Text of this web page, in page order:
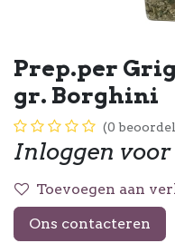
Prep.per
gr. Borghini
(0
Inloggen
Toevoegen aan
Ons contacteren